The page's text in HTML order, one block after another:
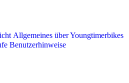
Allgemeines über Youngtimerbikes
Benutzerhinweise